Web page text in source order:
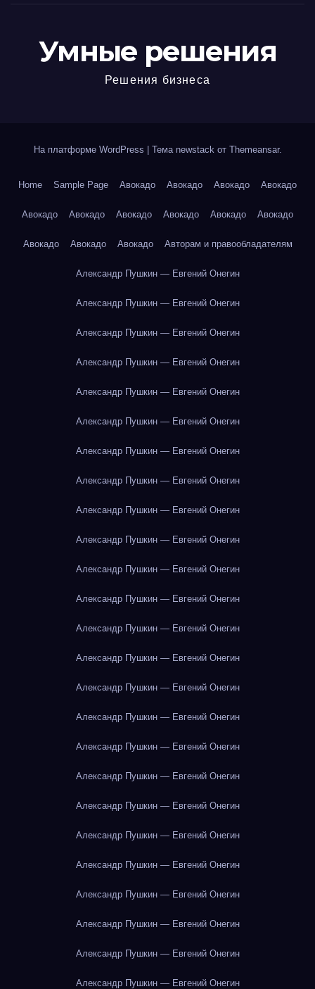
Умные решения
Решения бизнеса
На платформе WordPress Тема newstack от Themeansar.
Home Sample Page Авокадо Авокадо Авокадо Авокадо
Авокадо Авокадо Авокадо Авокадо Авокадо Авокадо
Авокадо Авокадо Авокадо Авторам и правообладателям
Александр Пушкин — Евгений Онегин
Александр Пушкин — Евгений Онегин
Александр Пушкин — Евгений Онегин
Александр Пушкин — Евгений Онегин
Александр Пушкин — Евгений Онегин
Александр Пушкин — Евгений Онегин
Александр Пушкин — Евгений Онегин
Александр Пушкин — Евгений Онегин
Александр Пушкин — Евгений Онегин
Александр Пушкин — Евгений Онегин
Александр Пушкин — Евгений Онегин
Александр Пушкин — Евгений Онегин
Александр Пушкин — Евгений Онегин
Александр Пушкин — Евгений Онегин
Александр Пушкин — Евгений Онегин
Александр Пушкин — Евгений Онегин
Александр Пушкин — Евгений Онегин
Александр Пушкин — Евгений Онегин
Александр Пушкин — Евгений Онегин
Александр Пушкин — Евгений Онегин
Александр Пушкин — Евгений Онегин
Александр Пушкин — Евгений Онегин
Александр Пушкин — Евгений Онегин
Александр Пушкин — Евгений Онегин
Александр Пушкин — Евгений Онегин